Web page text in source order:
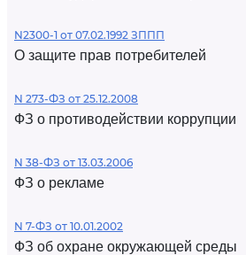
N2300-1 от 07.02.1992 ЗППП
О защите прав потребителей
N 273-ФЗ от 25.12.2008
ФЗ о противодействии коррупции
N 38-ФЗ от 13.03.2006
ФЗ о рекламе
N 7-ФЗ от 10.01.2002
ФЗ об охране окружающей среды